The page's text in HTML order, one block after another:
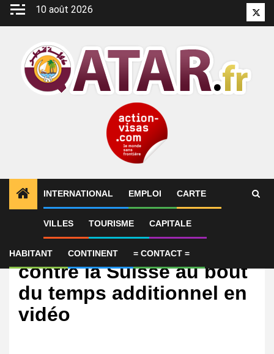
Aller
10 août 2026
INTERNATIONAL EMPLOI CARTE
VILLES TOURISME CAPITALE
HABITANT CONTINENT = CONTACT =
International
L'égalisation du Qatar
contre la Suisse au bout
du temps additionnel en
vidéo